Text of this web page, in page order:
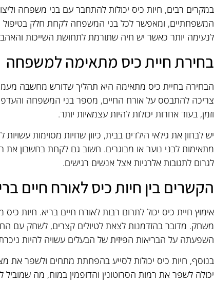
במקרים רבים, חיות כיס יכולות להתחבר עם בני משפחה
המשפחתיים, ומאפשר לכל בני המשפחה לקחת חלק בטיפול
לנעימה יותר כאשר יש חיה שתורמת לתחושת השייכות
בחירת חיית כיס מתאימה למשפחה
הבחירה בחיית כיס מתאימה היא תהליך שדורש מחשבה
צריכה להתבסס על אורח החיים, מספר בני המשפחה
וזמן, בעוד אחרות יכולות להיות עצמאיות יותר.
יש לבחון את גילאי הילדים בבית, כיוון שחיות מסוימות
מתאימות לבני נוער או מבוגרים. חשוב גם לקחת בחשבון את
לגרום לתגובות אלרגיות אצל אנשים רגישים.
הקשרים בין חיות כיס לאורח חיים
אימוץ חיית כיס יכול לתרום רבות לאורח חיים בריא. חיות
משחק. מדובר בהזדמנות לצאת לטיולים קצרים, לשחק עם
השפעתה על הבריאות הפיזית של הבעלים עשויה להיות
בנוסף, חיות כיס יכולות לסייע בהפחתת מתחים ולשפר את
יכולה לשפר את רמות הסרוטונין והדופמין במוח, מה שמוביל